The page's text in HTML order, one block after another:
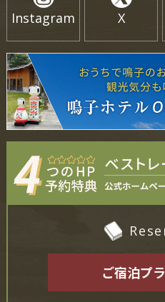
Instagram X
ご宿泊プ